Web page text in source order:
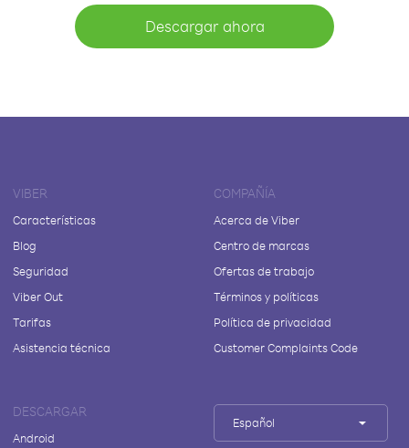
Descargar ahora
VIBER
Características
Blog
Seguridad
Viber Out
Tarifas
Asistencia técnica
COMPAÑÍA
Acerca de Viber
Centro de marcas
Ofertas de trabajo
Términos y políticas
Política de privacidad
Customer Complaints Code
DESCARGAR
Android
Español